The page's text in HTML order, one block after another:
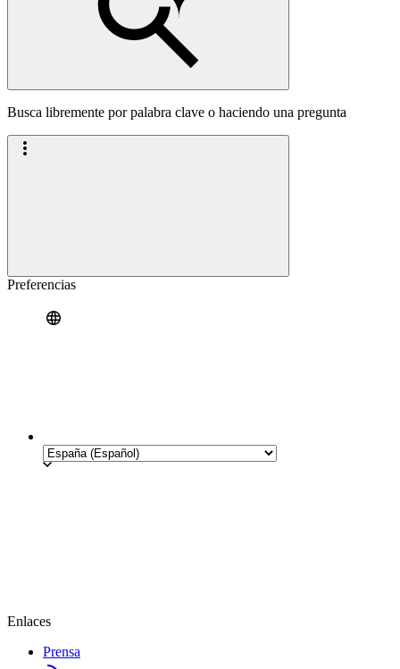
Busca libremente por palabra clave o haciendo una pregunta
Preferencias
Enlaces
Prensa